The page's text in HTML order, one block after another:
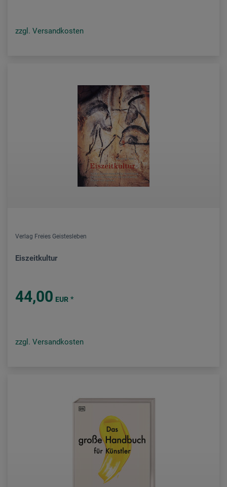
zzgl. Versandkosten
Verlag Freies Geistesleben
Eiszeitkultur
44,00 EUR *
zzgl. Versandkosten